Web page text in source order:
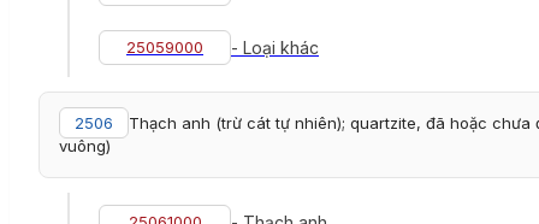
25059000 - Loại khác
2506
Thạch anh (trừ cát tự nhiên); quartzite, đã hoặc
vuông)